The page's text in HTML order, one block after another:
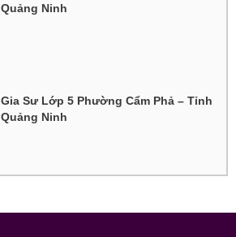
Quảng Ninh
Gia Sư Lớp 5 Phường Cẩm Phả – Tỉnh
Quảng Ninh